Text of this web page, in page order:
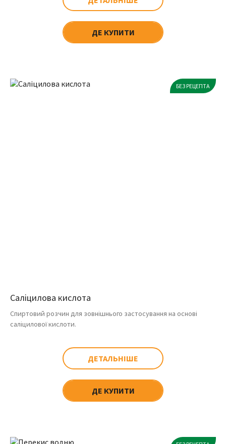
ДЕ КУПИТИ
БЕЗ РЕЦЕПТА
Саліцилова кислота
Спиртовий розчин для зовнішнього застосування на основі
саліцилової кислоти.
ДЕТАЛЬНІШЕ
ДЕ КУПИТИ